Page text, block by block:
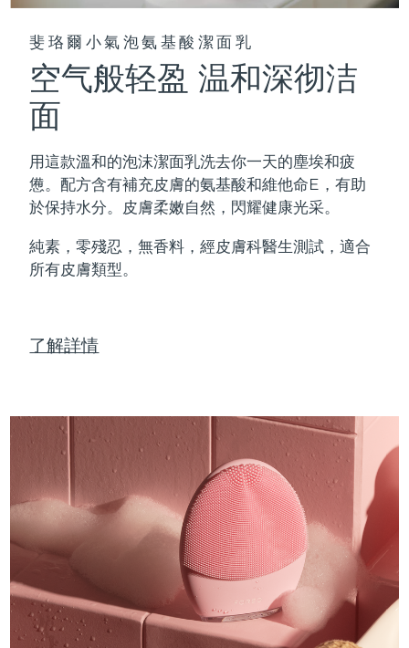
斐珞爾小氣泡氨基酸潔面乳
空气般轻盈 温和深彻洁
面
用這款溫和的泡沫潔面乳洗去你一天的塵埃和疲
憊。配方含有補充皮膚的氨基酸和維他命E，有助
於保持水分。皮膚柔嫩自然，閃耀健康光采。
純素，零殘忍，無香料，經皮膚科醫生測試，適合
所有皮膚類型。
了解詳情
LUNA™ 設備
All facial cleansing devices
UFO™ 設備
All deep facial hydration devices
ISSA™ 設備
All silicone sonic toothbrushes
FAQ™ P1 Primer
FAQ™產品
All anti-aging treatments
FAQ™ 221
FAQ™產品
All LED treatments
FAQ™護膚品
All FAQ™ skincare
All hair treatments
FAQ™ Red Light Serum
All FAQ™ skincare
FAQ™ products
All toning treatments
脫毛
Professional IPL hair removal device
IPL hair removal
PEACH™ Cooling Prep Gel
Cooling IPL hair removal gel
Microcurrent body toning
Massaging body brush
痘肌護理
ESPADA™ 2 plus
Recurring acne LED therapy
ESPADA™ Blemish Solution
Concentrated acne gel
ESPADA™ 設備
All acne treatment devices
眼部護理
BEAR™ 2 eyes & lips
Microcurrent line smoothing device
眼部護膚
Advanced eye care treatment
眼部護理設備
All revitalizing eye massagers
KIWI™
Blackhead remover
KIWI™ 皮肤护理
Advanced pore care essentials
FLIP™ play advanced
LED light hairbrush
LUNA™ Dual-Peptide Scalp
For healthy hair
牙齒美白
issa™ Teeth Whitening Set
Dual LED + sonic device & 18% PAP gel
issa™ Teeth Whitening Gel
更多的
護膚品 男士
芬蘭
法國
德國 預計送達日期 8/10/26
希臘
匈牙利
印尼 預計送達日期 8/8/26
愛爾蘭 預計送達日期8/10/26
曼島 預計送達日期 8/12/26
預計送達日期
義大利 預計送達日期8/10/26